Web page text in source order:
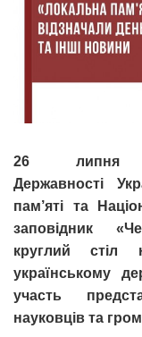
26 липня
Державності
пам’яті та
заповідник
круглий
українському
участь
науковців та